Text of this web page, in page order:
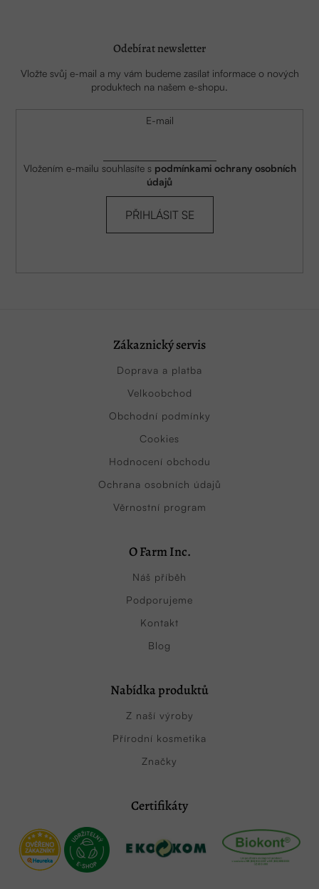
Odebírat newsletter
Vložte svůj e-mail a my vám budeme zasílat informace o nových
produktech na našem e-shopu.
E-mail
Vložením e-mailu souhlasíte s podmínkami ochrany osobních
údajů
PŘIHLÁSIT SE
Zákaznický servis
Doprava a platba
Velkoobchod
Obchodní podmínky
Cookies
Hodnocení obchodu
Ochrana osobních údajů
Věrnostní program
O Farm Inc.
Náš příběh
Podporujeme
Kontakt
Blog
Nabídka produktů
Z naší výroby
Přírodní kosmetika
Značky
Certifikáty